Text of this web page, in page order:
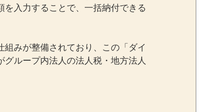
入力することで、一括納付できる
みが整備されており、この「ダイ
ループ内法人の法人税・地方法人